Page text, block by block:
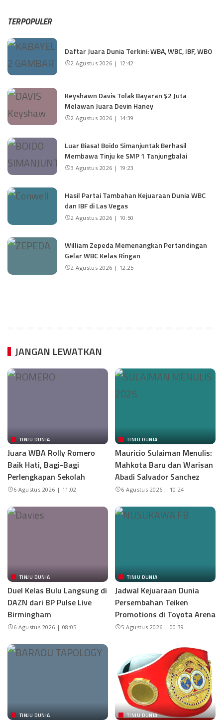
TERPOPULER
Daftar Juara Dunia Terkini: WBA, WBC, IBF, WBO
2 Agustus 2026 | 12:42
Keyshawn Davis Tolak Bayaran $2 Juta
Melawan Juara Devin Haney
2 Agustus 2026 | 14:39
Luar Biasa! Boido Simanjuntak Berhasil
Membawa Tinju ke SMP 1 Tanjungbalai
3 Agustus 2026 | 19:23
Hasil Partai Tambahan Kejuaraan Dunia WBC
dan IBF di Las Vegas
2 Agustus 2026 | 10:50
William Zepeda Memenangkan Pertandingan
Gelar WBC Kelas Ringan
2 Agustus 2026 | 12:25
JANGAN LEWATKAN
TINJU DUNIA
Juara WBA Rolly Romero
Baik Hati, Bagi-Bagi
Perlengkapan Sekolah
6 Agustus 2026 | 11:02
TINJU DUNIA
Mauricio Sulaiman Menulis:
Mahkota Baru dan Warisan
Abadi Salvador Sanchez
6 Agustus 2026 | 10:24
TINJU DUNIA
Duel Kelas Bulu Langsung di
DAZN dari BP Pulse Live
Birmingham
6 Agustus 2026 | 08:05
TINJU DUNIA
Jadwal Kejuaraan Dunia
Persembahan Teiken
Promotions di Toyota Arena
5 Agustus 2026 | 00:39
TINJU DUNIA TINJU DUNIA